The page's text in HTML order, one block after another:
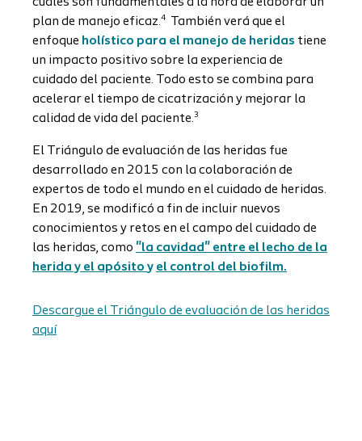
plan de manejo eficaz.4
También verá que el
enfoque holístico para el manejo de heridas tiene
un impacto positivo sobre la experiencia de
cuidado del paciente. Todo esto se combina para
acelerar el tiempo de cicatrización y mejorar la
calidad de vida del paciente.3
El Triángulo de evaluación de las heridas fue
desarrollado en 2015 con la colaboración de
expertos de todo el mundo en el cuidado de heridas.
En 2019, se modificó a fin de incluir nuevos
conocimientos y retos en el campo del cuidado de
las heridas, como "la cavidad" entre el lecho de la
herida y el apósito y el control del biofilm.
Descargue el Triángulo de evaluación de las heridas
aquí